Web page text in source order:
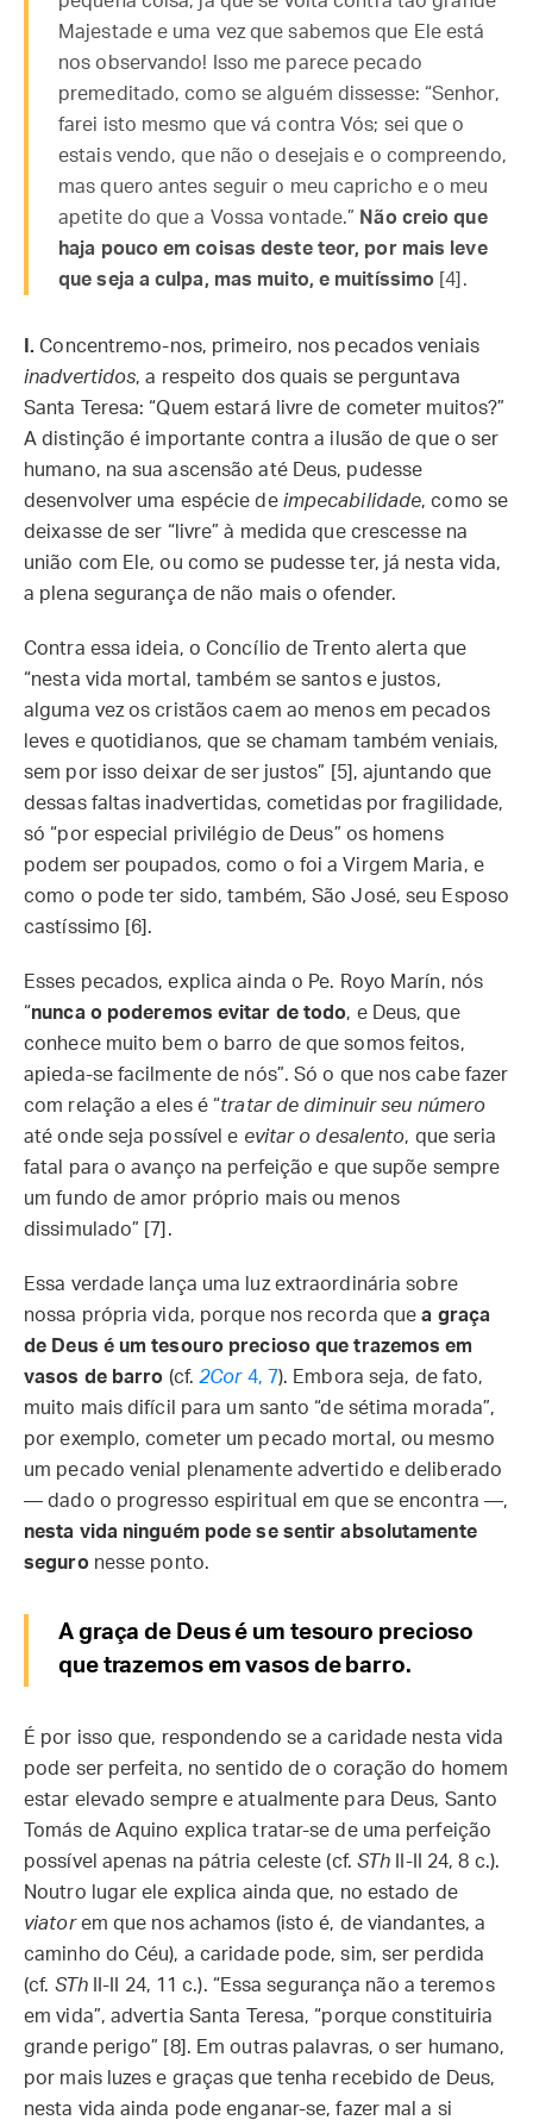
Majestade e uma vez que sabemos que Ele está
nos observando! Isso me parece pecado
premeditado, como se alguém dissesse: “Senhor,
farei isto mesmo que vá contra Vós; sei que o
estais vendo, que não o desejais e o compreendo,
mas quero antes seguir o meu capricho e o meu
apetite do que a Vossa vontade.” Não creio que
haja pouco em coisas deste teor, por mais leve
que seja a culpa, mas muito, e muitíssimo [4].
I. Concentremo-nos, primeiro, nos pecados veniais
inadvertidos, a respeito dos quais se perguntava
Santa Teresa: “Quem estará livre de cometer muitos?”
A distinção é importante contra a ilusão de que o ser
humano, na sua ascensão até Deus, pudesse
desenvolver uma espécie de impecabilidade, como se
deixasse de ser “livre” à medida que crescesse na
união com Ele, ou como se pudesse ter, já nesta vida,
a plena segurança de não mais o ofender.
Contra essa ideia, o Concílio de Trento alerta que
“nesta vida mortal, também se santos e justos,
alguma vez os cristãos caem ao menos em pecados
leves e quotidianos, que se chamam também veniais,
sem por isso deixar de ser justos” [5], ajuntando que
dessas faltas inadvertidas, cometidas por fragilidade,
só “por especial privilégio de Deus” os homens
podem ser poupados, como o foi a Virgem Maria, e
como o pode ter sido, também, São José, seu Esposo
castíssimo [6].
Esses pecados, explica ainda o Pe. Royo Marín, nós
“nunca o poderemos evitar de todo, e Deus, que
conhece muito bem o barro de que somos feitos,
apieda-se facilmente de nós”. Só o que nos cabe fazer
com relação a eles é “tratar de diminuir seu número
até onde seja possível e evitar o desalento, que seria
fatal para o avanço na perfeição e que supõe sempre
um fundo de amor próprio mais ou menos
dissimulado” [7].
Essa verdade lança uma luz extraordinária sobre
nossa própria vida, porque nos recorda quea graça
de Deus é um tesouro precioso que trazemos em
vasos de barro (cf.2Cor4, 7). Embora seja, de fato,
muito mais difícil para um santo “de sétima morada”,
por exemplo, cometer um pecado mortal, ou mesmo
um pecado venial plenamente advertido e deliberado
— dado o progresso espiritual em que se encontra —,
nesta vida ninguém pode se sentir absolutamente
seguronesse ponto.
A graça de Deus é um tesouro precioso
que trazemos em vasos de barro.
É por isso que, respondendo se a caridade nesta vida
pode ser perfeita, no sentido de o coração do homem
estar elevado sempre e atualmente para Deus, Santo
Tomás de Aquino explica tratar-se de uma perfeição
possível apenas na pátria celeste (cf. STh II-II 24, 8 c.).
Noutro lugar ele explica ainda que, no estado de
viatorem que nos achamos (isto é, de viandantes, a
caminho do Céu), a caridade pode, sim, ser perdida
(cf. SThII-II 24, 11 c.). “Essa segurança não a teremos
em vida”, advertia Santa Teresa, “porque constituiria
grande perigo” [8]. Em outras palavras, o ser humano,
por mais luzes e graças que tenha recebido de Deus,
nesta vida ainda pode enganar-se, fazer mal a si